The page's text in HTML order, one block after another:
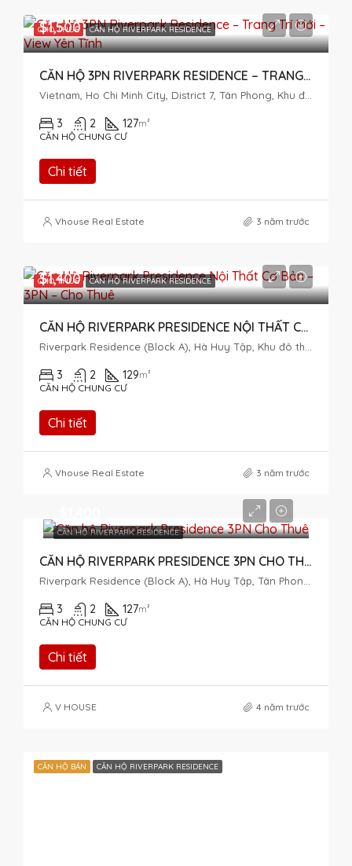
CHO THUÊ CĂN HỘ RIVERPARK RESIDENCE
$1,500
CĂN HỘ 3PN RIVERPARK RESIDENCE – TRANG TRÍ MỚI – VIEW YÊN TĨNH
3 2 127m²
CĂN HỘ CHUNG CƯ
Chi tiết
Vhouse Real Estate 3 năm trước
CHO THUÊ CĂN HỘ RIVERPARK RESIDENCE
$1,400
CĂN HỘ RIVERPARK PRESIDENCE NỘI THẤT CƠ BẢN – 3PN – CHO THUÊ
3 2 129m²
CĂN HỘ CHUNG CƯ
Chi tiết
Vhouse Real Estate 3 năm trước
CĂN HỘ RIVERPARK RESIDENCE
CĂN HỘ RIVERPARK PRESIDENCE 3PN CHO THUÊ
3 2 127m²
CĂN HỘ CHUNG CƯ
Chi tiết
V HOUSE 4 năm trước
CĂN HỘ BÁN CĂN HỘ RIVERPARK RESIDENCE